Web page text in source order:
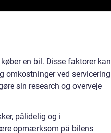
en bil. Disse faktorer kan
ved servicering
sin research og overveje
pålidelig og i
opmærksom på bilens